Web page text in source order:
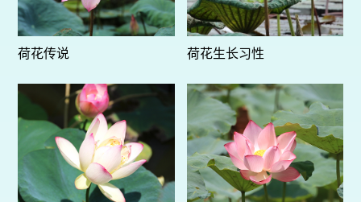
荷花传说 荷花生长习性